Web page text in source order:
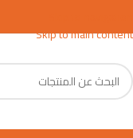
Skip to main content